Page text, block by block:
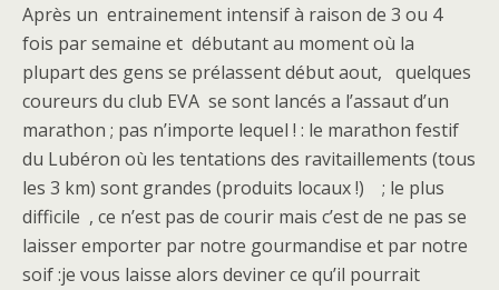
Après un entrainement intensif à raison de 3 ou 4
fois par semaine et débutant au moment où la
plupart des gens se prélassent début aout, quelques
coureurs du club EVA se sont lancés a l’assaut d’un
marathon ; pas n’importe lequel ! : le marathon festif
du Lubéron où les tentations des ravitaillements (tous
les 3 km) sont grandes (produits locaux !) ; le plus
difficile , ce n’est pas de courir mais c’est de ne pas se
laisser emporter par notre gourmandise et par notre
soif :je vous laisse alors deviner ce qu’il pourrait